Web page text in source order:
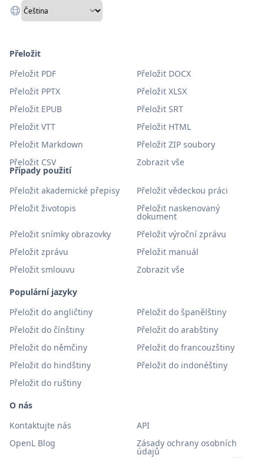
Případy použití
Přeložit akademické přepisy
Přeložit vědeckou práci
Přeložit životopis
Přeložit naskenovaný
dokument
Přeložit snímky obrazovky
Přeložit výroční zprávu
Přeložit zprávu
Přeložit manuál
Přeložit smlouvu
Zobrazit vše
Populární jazyky
Přeložit do angličtiny
Přeložit do španělštiny
Přeložit do čínštiny
Přeložit do arabštiny
Přeložit do němčiny
Přeložit do francouzštiny
Přeložit do hindštiny
Přeložit do indonéštiny
Přeložit do ruštiny
Přeložit
Přeložit PDF
Přeložit DOCX
Přeložit PPTX
Přeložit XLSX
Přeložit EPUB
Přeložit SRT
Přeložit VTT
Přeložit HTML
Přeložit Markdown
Přeložit ZIP soubory
Přeložit CSV
Zobrazit vše
O nás
Kontaktujte nás
API
OpenL Blog
Zásady ochrany osobních
údajů